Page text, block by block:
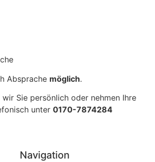
Absprache möglich.
wir Sie persönlich oder nehmen Ihre
unter 0170-7874284
Navigation